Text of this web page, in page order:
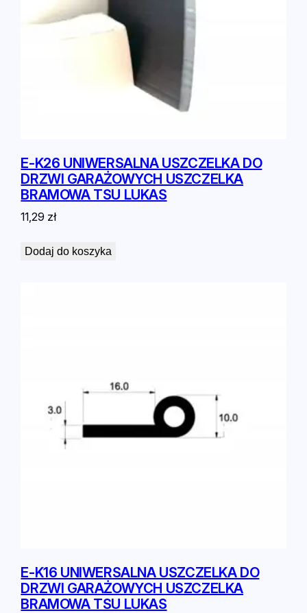
E-K26 UNIWERSALNA USZCZELKA DO
DRZWI GARAŻOWYCH USZCZELKA
BRAMOWA TSU LUKAS
11,29 zł
Dodaj do koszyka
E-K16 UNIWERSALNA USZCZELKA DO
DRZWI GARAŻOWYCH USZCZELKA
BRAMOWA TSU LUKAS